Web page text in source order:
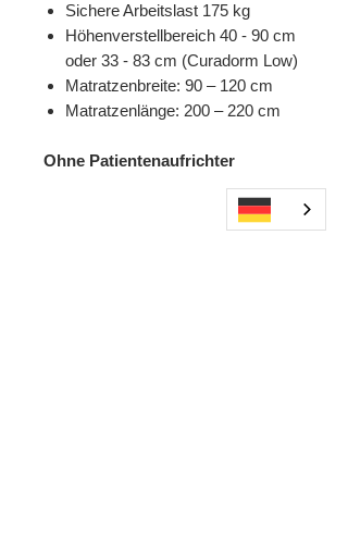
Sichere Arbeitslast 175 kg
Höhenverstellbereich 40 - 90 cm
oder 33 - 83 cm (Curadorm Low)
Matratzenbreite: 90 – 120 cm
Matratzenlänge: 200 – 220 cm
Ohne Patientenaufrichter